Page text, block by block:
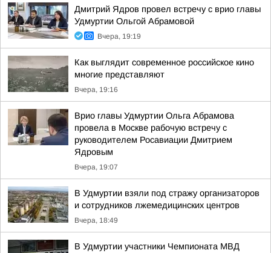
Дмитрий Ядров провел встречу с врио главы
Удмуртии Ольгой Абрамовой
Вчера, 19:19
Как выглядит современное российское кино
многие представляют
Вчера, 19:16
Врио главы Удмуртии Ольга Абрамова
провела в Москве рабочую встречу с
руководителем Росавиации Дмитрием
Ядровым
Вчера, 19:07
В Удмуртии взяли под стражу организаторов
и сотрудников лжемедицинских центров
Вчера, 18:49
В Удмуртии участники Чемпионата МВД